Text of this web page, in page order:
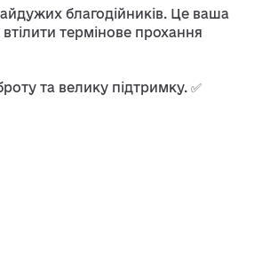
благодійників. Це ваша
термінове прохання
та велику підтримку. ✅